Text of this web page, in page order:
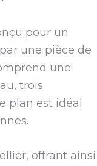
pour un
une pièce de
une
trois
plan est idéal
offrant ainsi